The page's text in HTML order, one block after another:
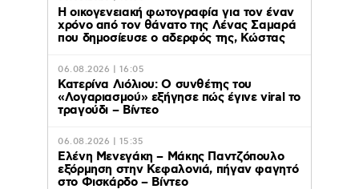
Η οικογενειακή φωτογραφία για τον έναν
χρόνο από τον θάνατο της Λένας Σαμαρά
που δημοσίευσε ο αδερφός της, Κώστας
06.08.2026 | 16:05
Κατερίνα Λιόλιου: Ο συνθέτης του
«Λογαριασμού» εξήγησε πώς έγινε viral το
τραγούδι – Βίντεο
06.08.2026 | 15:35
Ελένη Μενεγάκη – Μάκης Παντζόπουλο
εξόρμηση στην Κεφαλονιά, πήγαν φαγητό
στο Φισκάρδο – Βίντεο